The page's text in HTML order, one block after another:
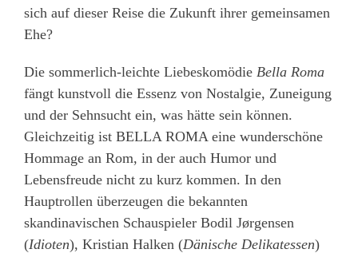
sich auf dieser Reise die Zukunft ihrer gemeinsamen
Ehe?
Die sommerlich-leichte Liebeskomödie Bella Roma
fängt kunstvoll die Essenz von Nostalgie, Zuneigung
und der Sehnsucht ein, was hätte sein können.
Gleichzeitig ist BELLA ROMA eine wunderschöne
Hommage an Rom, in der auch Humor und
Lebensfreude nicht zu kurz kommen. In den
Hauptrollen überzeugen die bekannten
skandinavischen Schauspieler Bodil Jørgensen
(Idioten), Kristian Halken (Dänische Delikatessen)